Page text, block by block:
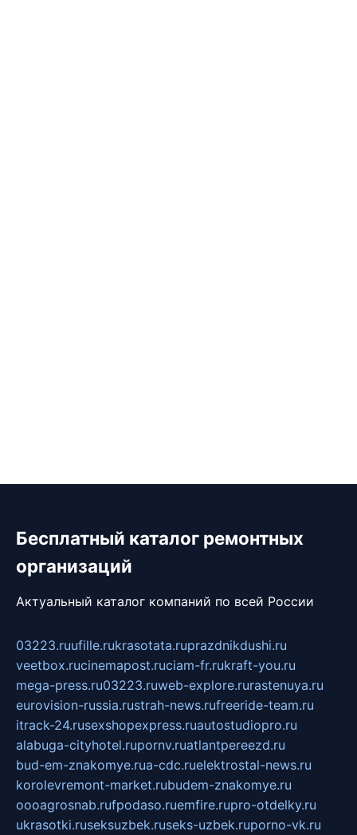
Бесплатный каталог ремонтных
организаций
Актуальный каталог компаний по всей России
03223.ruufille.rukrasotata.ruprazdnikdushi.ru
veetbox.rucinemapost.ruciam-fr.rukraft-you.ru
mega-press.ru03223.ruweb-explore.rurastenuya.ru
eurovision-russia.rustrah-news.rufreeride-team.ru
itrack-24.rusexshopexpress.ruautostudiopro.ru
alabuga-cityhotel.rupornv.ruatlantpereezd.ru
bud-em-znakomye.rua-cdc.ruelektrostal-news.ru
korolevremont-market.rubudem-znakomye.ru
oooagrosnab.rufpodaso.ruemfire.rupro-otdelky.ru
ukrasotki.ruseksuzbek.ruseks-uzbek.ruporno-vk.ru